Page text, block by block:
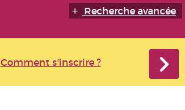
Recherche avancée
Comment s'inscrire ?